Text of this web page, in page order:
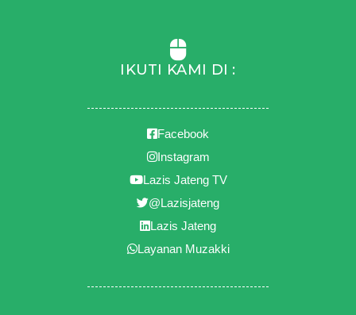
IKUTI KAMI DI :
Facebook
Instagram
Lazis Jateng TV
@Lazisjateng
Lazis Jateng
Layanan Muzakki